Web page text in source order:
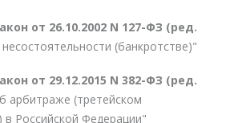
от 26.10.2002 N 127-ФЗ (ред.
(банкротстве)"
от 29.12.2015 N 382-ФЗ (ред.
арбитраже (третейском
в Российской Федерации"